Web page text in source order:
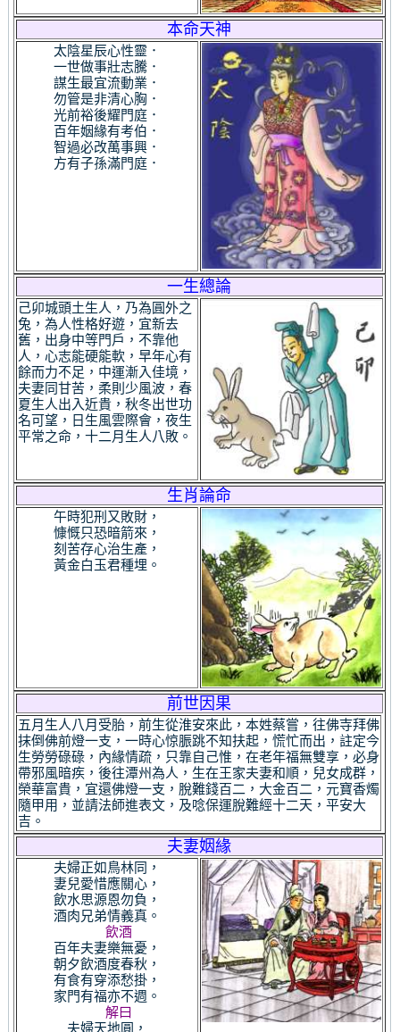
本命天神
太陰星辰心性靈．
一世做事壯志騰．
謀生最宜流動業．
勿管是非清心胸．
光前裕後耀門庭．
百年姻緣有考伯．
智過必改萬事興．
方有子孫滿門庭．
一生總論
己卯城頭土生人，乃為圓外之
兔，為人性格好遊，宜新去
舊，出身中等門戶，不靠他
人，心志能硬能軟，早年心有
餘而力不足，中運漸入佳境，
夫妻同甘苦，柔則少風波，春
夏生人出入近貴，秋冬出世功
名可望，日生風雲際會，夜生
平常之命，十二月生人八敗。
生肖論命
午時犯刑又敗財，
慷慨只恐暗箭來，
刻苦存心治生產，
黃金白玉君種埋。
前世因果
五月生人八月受胎，前生從淮安來此，本姓蔡嘗，往佛寺拜佛
抹倒佛前燈一支，一時心惊脤跳不知扶起，慌忙而出，註定今
生勞勞碌碌，內緣情疏，只靠自己惟，在老年福無雙享，必身
帶邪風暗疾，後往潭州為人，生在王家夫妻和順，兒女成群，
榮華富貴，宜還佛燈一支，脫難錢百二，大金百二，元寶香燭
隨甲用，並請法師進表文，及唸保運脫難經十二天，平安大
吉。
夫妻姻緣
夫婦正如鳥林同，
妻兒愛惜應關心，
飲水思源恩勿負，
酒肉兄弟情義真。
飲酒
百年夫妻樂無憂，
朝夕飲酒度春秋，
有食有穿添愁掛，
家門有福亦不週。
解曰
夫婦天地圓，